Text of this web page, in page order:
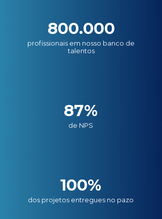
800.000
profissionais em nosso banco de
talentos
87%
de NPS
100%
dos projetos entregues no pazo